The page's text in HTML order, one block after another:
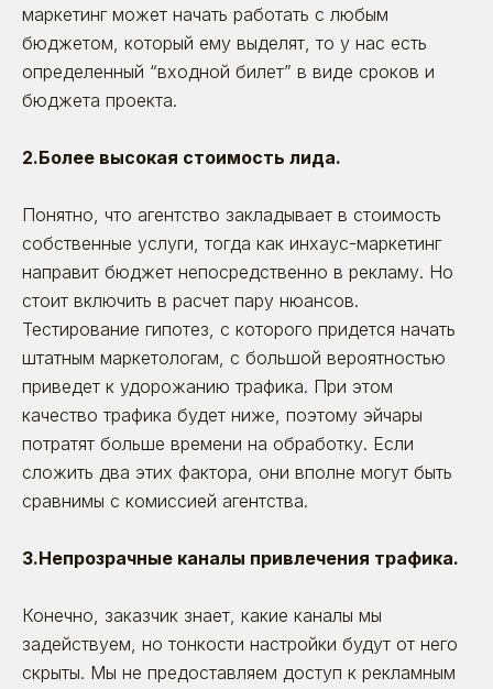
маркетинг может начать работать с любым
бюджетом, который ему выделят, то у нас есть
определенный “входной билет” в виде сроков и
бюджета проекта.
2.Более высокая стоимость лида.
Понятно, что агентство закладывает в стоимость
собственные услуги, тогда как инхаус-маркетинг
направит бюджет непосредственно в рекламу. Но
стоит включить в расчет пару нюансов.
Тестирование гипотез, с которого придется начать
штатным маркетологам, с большой вероятностью
приведет к удорожанию трафика. При этом
качество трафика будет ниже, поэтому эйчары
потратят больше времени на обработку. Если
сложить два этих фактора, они вполне могут быть
сравнимы с комиссией агентства.
3.Непрозрачные каналы привлечения трафика.
Конечно, заказчик знает, какие каналы мы
задействуем, но тонкости настройки будут от него
скрыты. Мы не предоставляем доступ к рекламным
Поговорим?
о себе, выслушаем вас — и постараемся
быть полезными
данных в соответствиис политикой обработки
персональных данных
согласием на обработку
Отправить